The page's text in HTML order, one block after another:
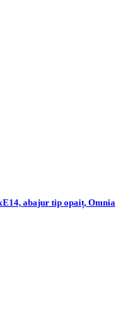
abajur tip opaiț, Omnia